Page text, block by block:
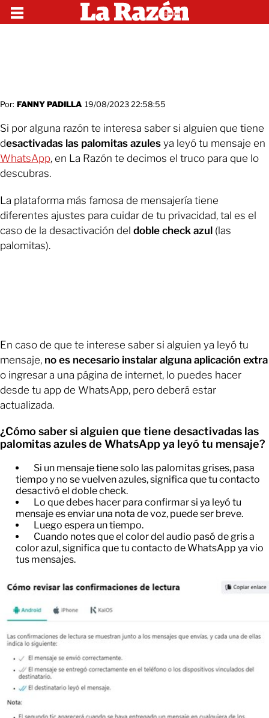
Por: FANNY PADILLA 19/08/2023 22:58:55
Si por alguna razón te interesa saber si alguien que tiene
desactivadas las palomitas azules ya leyó tu mensaje en
WhatsApp, en La Razón te decimos el truco para que lo
descubras.
La plataforma más famosa de mensajería tiene
diferentes ajustes para cuidar de tu privacidad, tal es el
caso de la desactivación del doble check azul (las
palomitas).
En caso de que te interese saber si alguien ya leyó tu
mensaje, no es necesario instalar alguna aplicación extra
o ingresar a una página de internet, lo puedes hacer
desde tu app de WhatsApp, pero deberá estar
actualizada.
¿Cómo saber si alguien que tiene desactivadas las
palomitas azules de WhatsApp ya leyó tu mensaje?
Si un mensaje tiene solo las palomitas grises, pasa
tiempo y no se vuelven azules, significa que tu contacto
desactivó el doble check.
​Lo que debes hacer para confirmar si ya leyó tu
mensaje es enviar una nota de voz, puede ser breve.
​Luego espera un tiempo.
​Cuando notes que el color del audio pasó de gris a
color azul, significa que tu contacto de WhatsApp ya vio
tus mensajes.